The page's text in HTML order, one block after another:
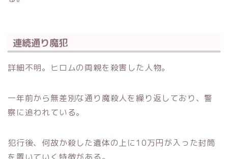
連続通り魔犯
詳細不明。ヒロムの両親を殺害した人物。
一年前から無差別な通り魔殺人を繰り返しており、警
察に追われている。
犯行後、何故か殺した遺体の上に10万円が入った封筒